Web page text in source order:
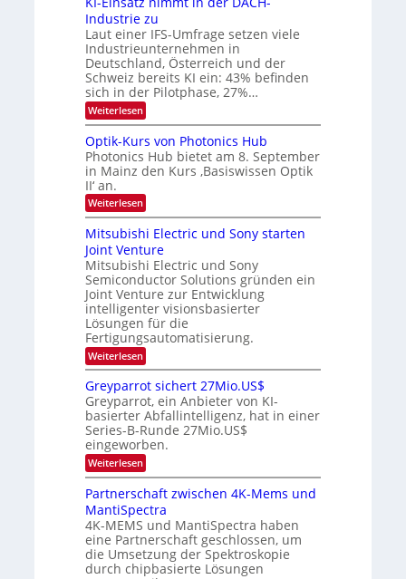
r
a
r
b
e
i
t
u
n
g
s
-
T
r
e
n
d
s
t
a
r
k
e
s
W
a
c
h
s
t
u
m
m
e
r
s
t
e
n
H
a
l
b
j
a
h
9
.
W
E
-
H
e
r
a
e
u
s
-
S
m
i
a
r
Industrie zu
Laut einer IFS-Umfrage setzen viele
Industrieunternehmen in
Deutschland, Österreich und der
Schweiz bereits KI ein: 43% befinden
sich in der Pilotphase, 27%…
Weiterlesen:
K
-
E
i
s
a
z
n
i
m
m
t
i
n
d
e
r
A
C
H
-
I
n
d
u
s
t
r
e
z
u
Optik-Kurs von Photonics Hub
Photonics Hub bietet am 8. September
in Mainz den Kurs ‚Basiswissen Optik
II‘ an.
Weiterlesen:
O
p
t
i
k
-
K
u
r
s
v
o
n
P
h
o
t
o
n
i
c
s
H
u
b
Mitsubishi Electric und Sony starten
Joint Venture
Mitsubishi Electric und Sony
Semiconductor Solutions gründen ein
Joint Venture zur Entwicklung
intelligenter visionsbasierter
Lösungen für die
Fertigungsautomatisierung.
Weiterlesen:
M
t
s
u
b
i
s
h
i
E
l
e
t
r
i
Greyparrot sichert 27Mio.US$
Greyparrot, ein Anbieter von KI-
basierter Abfallintelligenz, hat in einer
Series-B-Runde 27Mio.US$
eingeworben.
Weiterlesen:
G
r
e
y
p
a
r
r
o
Partnerschaft zwischen 4K-Mems und
MantiSpectra
4K-MEMS und MantiSpectra haben
eine Partnerschaft geschlossen, um
die Umsetzung der Spektroskopie
durch chipbasierte Lösungen